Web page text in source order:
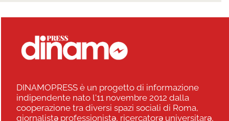
DINAMOPRESS è un progetto di informazione
indipendente nato l'11 novembre 2012 dalla
cooperazione tra diversi spazi sociali di Roma,
giornalistə professionistə, ricercatorə universitarə,